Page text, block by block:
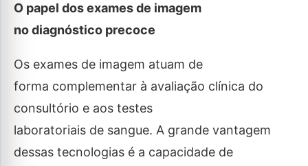
O papel dos exames de imagem
no diagnóstico precoce
Os exames de imagem atuam de
forma complementar à avaliação clínica do
consultório e aos testes
laboratoriais de sangue. A grande vantagem
dessas tecnologias é a capacidade de